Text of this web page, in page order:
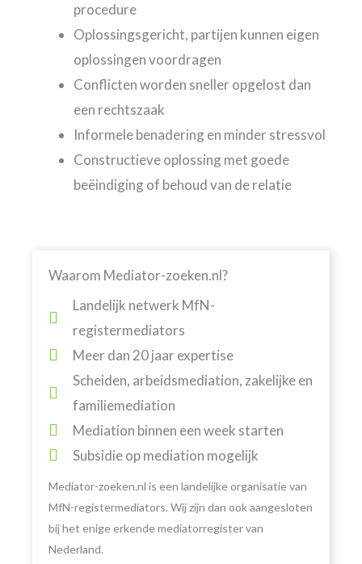
procedure
Oplossingsgericht, partijen kunnen eigen
oplossingen voordragen
Conflicten worden sneller opgelost dan
een rechtszaak
Informele benadering en minder stressvol
Constructieve oplossing met goede
beëindiging of behoud van de relatie
Waarom Mediator-zoeken.nl?
Landelijk netwerk MfN-
registermediators
Meer dan 20 jaar expertise
Scheiden, arbeidsmediation, zakelijke en
familiemediation
Mediation binnen een week starten
Subsidie op mediation mogelijk
Mediator-zoeken.nl is een landelijke organisatie van
MfN-registermediators. Wij zijn dan ook aangesloten
bij het enige erkende mediatorregister van
Nederland.